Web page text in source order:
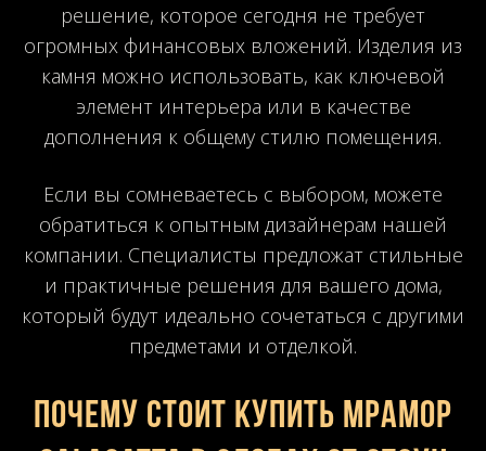
решение, которое сегодня не требует
огромных финансовых вложений. Изделия из
камня можно использовать, как ключевой
элемент интерьера или в качестве
дополнения к общему стилю помещения.
Если вы сомневаетесь с выбором, можете
обратиться к опытным дизайнерам нашей
компании. Специалисты предложат стильные
и практичные решения для вашего дома,
который будут идеально сочетаться с другими
предметами и отделкой.
Почему стоит купить мрамор